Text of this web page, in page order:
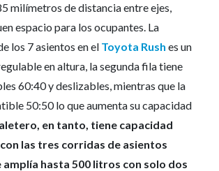
milímetros de distancia entre ejes,
espacio para los ocupantes. La
los 7 asientos en el Toyota Rush es un
en altura, la segunda fila tiene
60:40 y deslizables, mientras que la
50:50 lo que aumenta su capacidad
en tanto, tiene capacidad
las tres corridas de asientos
amplía hasta 500 litros con solo dos